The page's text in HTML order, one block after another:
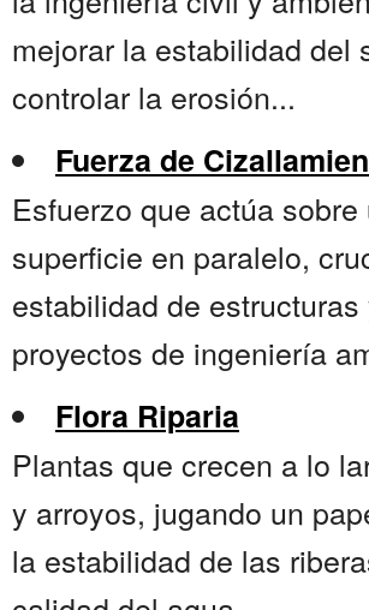
mejorar la estabilidad del
controlar la erosión...
Fuerza de
Esfuerzo que actúa sobre
superficie en paralelo,
estabilidad de
proyectos de ingeniería
Flora Riparia
Plantas que crecen a lo
y arroyos, jugando un
la estabilidad de las